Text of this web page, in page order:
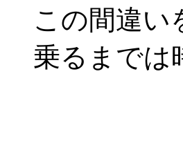
この間違い
乗るまでは